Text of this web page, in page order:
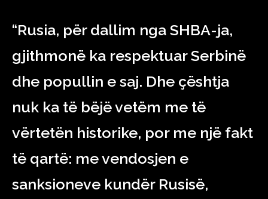
“Rusia, për dallim nga SHBA-ja,
gjithmonë ka respektuar Serbinë
dhe popullin e saj. Dhe çështja
nuk ka të bëjë vetëm me të
vërtetën historike, por me një fakt
të qartë: me vendosjen e
sanksioneve kundër Rusisë,